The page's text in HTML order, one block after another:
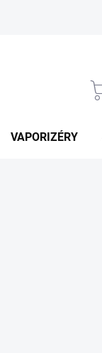
VAPORIZÉRY